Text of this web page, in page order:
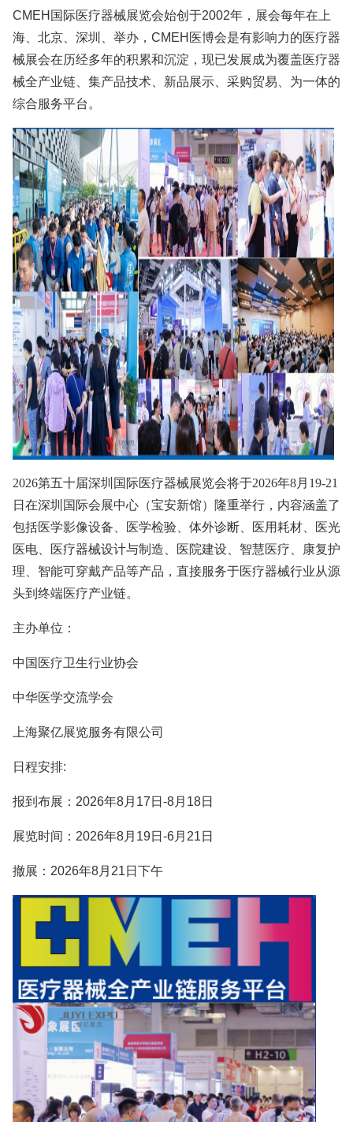
CMEH国际医疗器械展览会始创于2002年，展会每年在上
海、北京、深圳、举办，CMEH医博会是有影响力的医疗器
械展会在历经多年的积累和沉淀，现已发展成为覆盖医疗器
械全产业链、集产品技术、新品展示、采购贸易、为一体的
综合服务平台。
2026第五十届深圳国际医疗器械展览会将于2026年8月19-21
日在深圳国际会展中心（宝安新馆）隆重举行，内容涵盖了
包括医学影像设备、医学检验、体外诊断、医用耗材、医光
医电、医疗器械设计与制造、医院建设、智慧医疗、康复护
理、智能可穿戴产品等产品，直接服务于医疗器械行业从源
头到终端医疗产业链。
主办单位：
中国医疗卫生行业协会
中华医学交流学会
上海聚亿展览服务有限公司
日程安排:
报到布展：2026年8月17日-8月18日
展览时间：2026年8月19日-6月21日
撤展：2026年8月21日下午